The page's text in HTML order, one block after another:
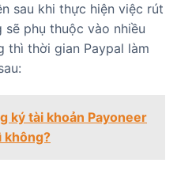
sau khi thực hiện việc rút
phụ thuộc vào nhiều
thì thời gian Paypal làm
ký tài khoản Payoneer
không?